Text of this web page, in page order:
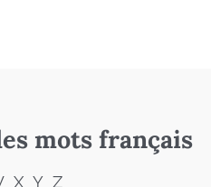
mots français
X Y Z